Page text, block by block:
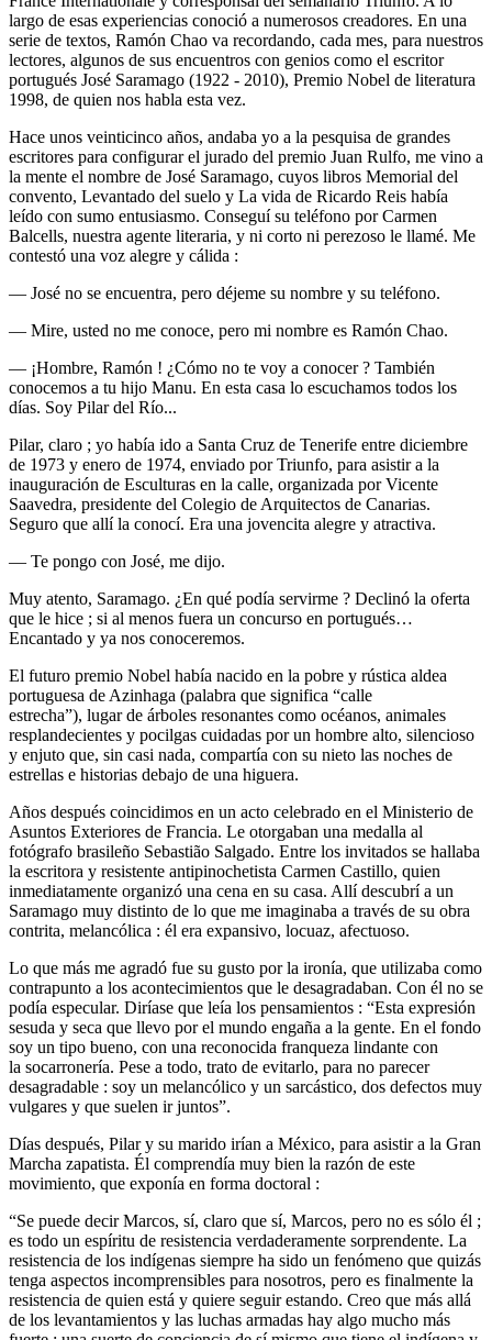
largo de esas experiencias conoció a numerosos creadores. En una
serie de textos, Ramón Chao va recordando, cada mes, para nuestros
lectores, algunos de sus encuentros con genios como el escritor
portugués José Saramago (1922 - 2010), Premio Nobel de literatura
1998, de quien nos habla esta vez.
Hace unos veinticinco años, andaba yo a la pesquisa de grandes
escritores para configurar el jurado del premio Juan Rulfo, me vino a
la mente el nombre de José Saramago, cuyos libros Memorial del
convento, Levantado del suelo y La vida de Ricardo Reis había
leído con sumo entusiasmo. Conseguí su teléfono por Carmen
Balcells, nuestra agente literaria, y ni corto ni perezoso le llamé. Me
contestó una voz alegre y cálida :
— José no se encuentra, pero déjeme su nombre y su teléfono.
— Mire, usted no me conoce, pero mi nombre es Ramón Chao.
— ¡Hombre, Ramón ! ¿Cómo no te voy a conocer ? También
conocemos a tu hijo Manu. En esta casa lo escuchamos todos los
días. Soy Pilar del Río...
Pilar, claro ; yo había ido a Santa Cruz de Tenerife entre diciembre
de 1973 y enero de 1974, enviado por Triunfo, para asistir a la
inauguración de Esculturas en la calle, organizada por Vicente
Saavedra, presidente del Colegio de Arquitectos de Canarias.
Seguro que allí la conocí. Era una jovencita alegre y atractiva.
— Te pongo con José, me dijo.
Muy atento, Saramago. ¿En qué podía servirme ? Declinó la oferta
que le hice ; si al menos fuera un concurso en portugués…
Encantado y ya nos conoceremos.
El futuro premio Nobel había nacido en la pobre y rústica aldea
portuguesa de Azinhaga (palabra que significa “calle
estrecha”), lugar de árboles resonantes como océanos, animales
resplandecientes y pocilgas cuidadas por un hombre alto, silencioso
y enjuto que, sin casi nada, compartía con su nieto las noches de
estrellas e historias debajo de una higuera.
Años después coincidimos en un acto celebrado en el Ministerio de
Asuntos Exteriores de Francia. Le otorgaban una medalla al
fotógrafo brasileño Sebastião Salgado. Entre los invitados se hallaba
la escritora y resistente antipinochetista Carmen Castillo, quien
inmediatamente organizó una cena en su casa. Allí descubrí a un
Saramago muy distinto de lo que me imaginaba a través de su obra
contrita, melancólica : él era expansivo, locuaz, afectuoso.
Lo que más me agradó fue su gusto por la ironía, que utilizaba como
contrapunto a los acontecimientos que le desagradaban. Con él no se
podía especular. Diríase que leía los pensamientos : “Esta expresión
sesuda y seca que llevo por el mundo engaña a la gente. En el fondo
soy un tipo bueno, con una reconocida franqueza lindante con
la socarronería. Pese a todo, trato de evitarlo, para no parecer
desagradable : soy un melancólico y un sarcástico, dos defectos muy
vulgares y que suelen ir juntos”.
Días después, Pilar y su marido irían a México, para asistir a la Gran
Marcha zapatista. Él comprendía muy bien la razón de este
movimiento, que exponía en forma doctoral :
“Se puede decir Marcos, sí, claro que sí, Marcos, pero no es sólo él ;
es todo un espíritu de resistencia verdaderamente sorprendente. La
resistencia de los indígenas siempre ha sido un fenómeno que quizás
tenga aspectos incomprensibles para nosotros, pero es finalmente la
resistencia de quien está y quiere seguir estando. Creo que más allá
de los levantamientos y las luchas armadas hay algo mucho más